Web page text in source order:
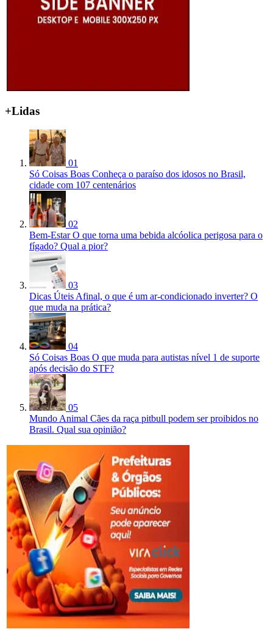
+Lidas
01
Só Coisas Boas Conheça o paraíso dos idosos no Brasil,
cidade com 107 centenários
02
Bem-Estar O que torna uma bebida alcóolica perigosa para o
fígado? Qual a pior?
03
Dicas Úteis Afinal, o que é um ar-condicionado inverter? O
que muda na prática?
04
Só Coisas Boas O que muda para autistas nível 1 de suporte
após decisão do STF?
05
Mundo Animal Cães da raça pitbull podem ser proibidos no
Brasil. Qual sua opinião?